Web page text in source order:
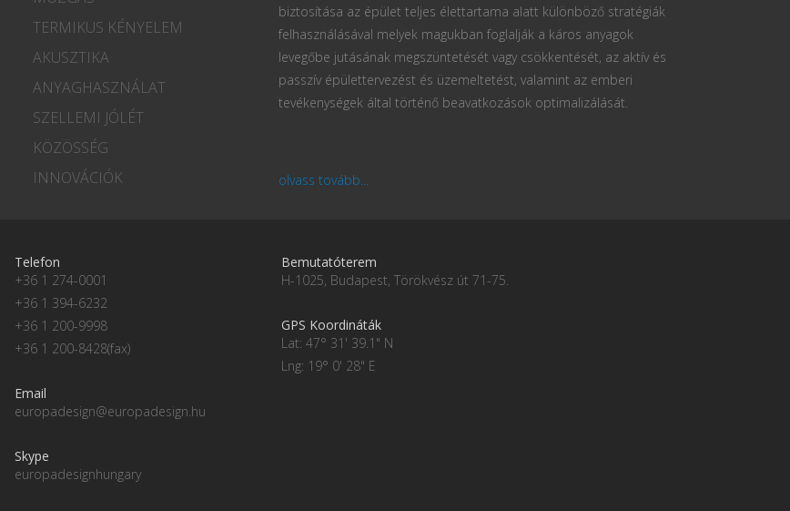
TERMIKUS KÉNYELEM
AKUSZTIKA
ANYAGHASZNÁLAT
SZELLEMI JÓLÉT
KÖZÖSSÉG
INNOVÁCIÓK
biztosítása az épület teljes élettartama alatt különböző stratégiák
felhasználásával melyek magukban foglalják a káros anyagok
levegőbe jutásának megszüntetését vagy csökkentését, az aktív és
passzív épülettervezést és üzemeltetést, valamint az emberi
tevékenységek által történő beavatkozások optimalizálását.
olvass tovább...
Telefon
+36 1 274-0001
+36 1 394-6232
+36 1 200-9998
+36 1 200-8428(fax)
Email
europadesign@europadesign.hu
Skype
europadesignhungary
Bemutatóterem
H-1025, Budapest, Törökvész út 71-75.
GPS Koordináták
Lat: 47° 31' 39.1" N
Lng: 19° 0' 28" E